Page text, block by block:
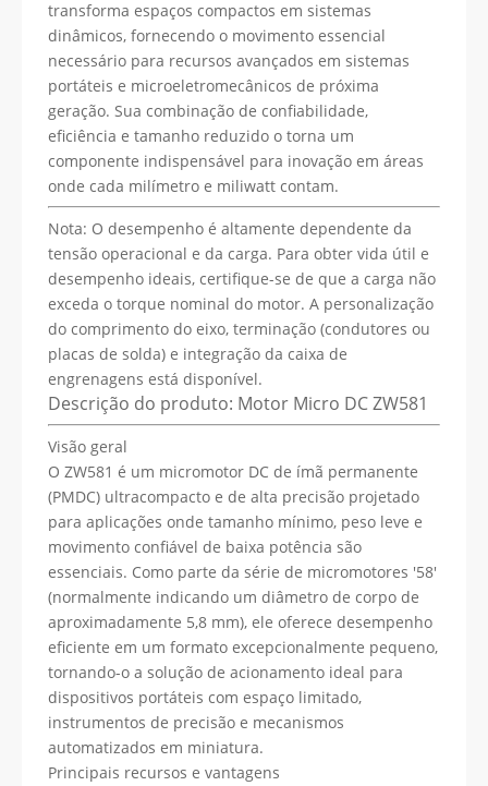
transforma espaços compactos em sistemas
dinâmicos, fornecendo o movimento essencial
necessário para recursos avançados em sistemas
portáteis e microeletromecânicos de próxima
geração. Sua combinação de confiabilidade,
eficiência e tamanho reduzido o torna um
componente indispensável para inovação em áreas
onde cada milímetro e miliwatt contam.
Nota: O desempenho é altamente dependente da
tensão operacional e da carga. Para obter vida útil e
desempenho ideais, certifique-se de que a carga não
exceda o torque nominal do motor. A personalização
do comprimento do eixo, terminação (condutores ou
placas de solda) e integração da caixa de
engrenagens está disponível.
Descrição do produto: Motor Micro DC ZW581
Visão geral
O ZW581 é um micromotor DC de ímã permanente
(PMDC) ultracompacto e de alta precisão projetado
para aplicações onde tamanho mínimo, peso leve e
movimento confiável de baixa potência são
essenciais. Como parte da série de micromotores '58'
(normalmente indicando um diâmetro de corpo de
aproximadamente 5,8 mm), ele oferece desempenho
eficiente em um formato excepcionalmente pequeno,
tornando-o a solução de acionamento ideal para
dispositivos portáteis com espaço limitado,
instrumentos de precisão e mecanismos
automatizados em miniatura.
Principais recursos e vantagens